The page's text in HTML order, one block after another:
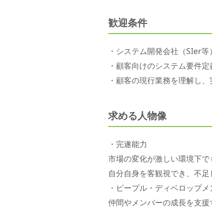
歓迎条件
・システム開発会社（SIer
・顧客向けのシステム要件
・顧客の現行業務を理解し
求める人物像
・完遂能力
市場の変化が激しい環境下
自分自身を客観視でき、不
・ピープル・ディベロップメ
仲間やメンバーの成長を支